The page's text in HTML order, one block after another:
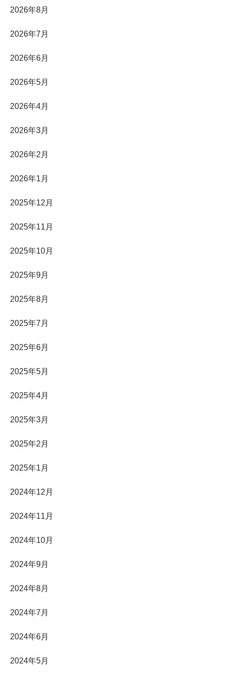
2026年8月
2026年7月
2026年6月
2026年5月
2026年4月
2026年3月
2026年2月
2026年1月
2025年12月
2025年11月
2025年10月
2025年9月
2025年8月
2025年7月
2025年6月
2025年5月
2025年4月
2025年3月
2025年2月
2025年1月
2024年12月
2024年11月
2024年10月
2024年9月
2024年8月
2024年7月
2024年6月
2024年5月